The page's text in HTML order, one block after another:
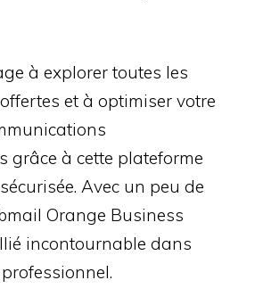
à explorer toutes les
et à optimiser votre
grâce à cette plateforme
Avec un peu de
Orange Business
incontournable dans